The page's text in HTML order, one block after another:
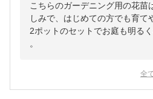
こちらのガーデニング用の花苗
しみで、はじめての方でも育て
2ポットのセットでお庭も明る
。
全